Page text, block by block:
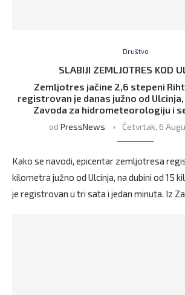
Društvo
SLABIJI ZEMLJOTRES KOD
Zemljotres jačine 2,6 stepeni
registrovan je danas južno od
Zavoda za hidrometeorologiju i
od PressNews Četvrtak, 6
Kako se navodi, epicentar zemljotresa
kilometra južno od Ulcinja, na dubini od 15
je registrovan u tri sata i jedan minuta. Iz